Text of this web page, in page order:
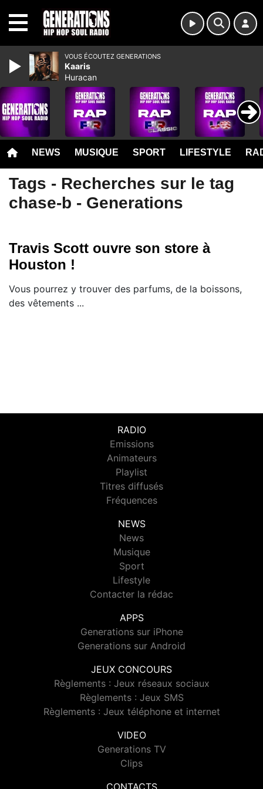
NEWS MUSIQUE SPORT LIFESTYLE
Tags - Recherches sur le tag
chase-b - Generations
Travis Scott ouvre son store à
Houston !
Vous pourrez y trouver des parfums, de la boissons,
des vêtements ...
RADIO
Emissions
Animateurs
Playlist
Titres diffusés
Fréquences
NEWS
News
Musique
Sport
Lifestyle
Contacter la rédac
APPS
Generations sur iPhone
Generations sur Android
JEUX CONCOURS
Règlements : Jeux réseaux sociaux
Règlements : Jeux SMS
Règlements : Jeux téléphone et internet
VIDEO
Generations TV
Clips
VOUS ÉCOUTEZ GENERATIONS
Kaaris
Huracan